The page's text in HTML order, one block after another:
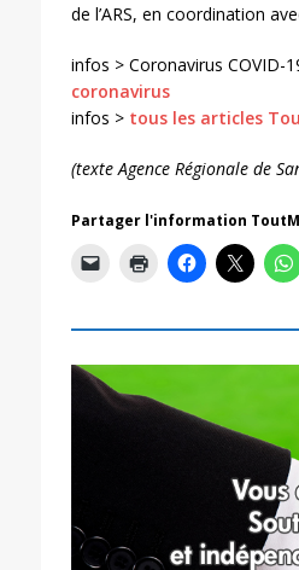
de l’ARS, en coordination
infos > Coronavirus COVID-
coronavirus
infos > tous les articles
(texte Agence Régionale de
Partager l'information